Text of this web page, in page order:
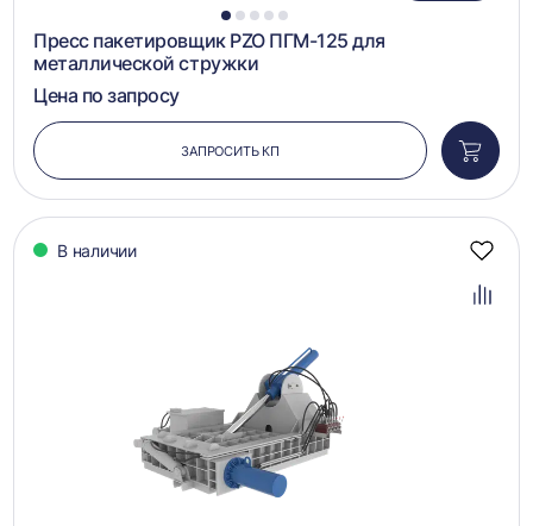
1 2 3 4 5
Пресс пакетировщик PZO ПГМ-125 для
металлической стружки
Цена по запросу
ЗАПРОСИТЬ КП
в
В наличии